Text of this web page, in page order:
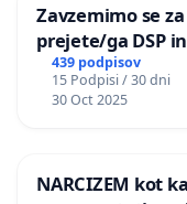
Zavzemimo se
prejete/ga DSP
439 podpisov
15 Podpisi / 30 dni
30 Oct 2025
NARCIZEM kot